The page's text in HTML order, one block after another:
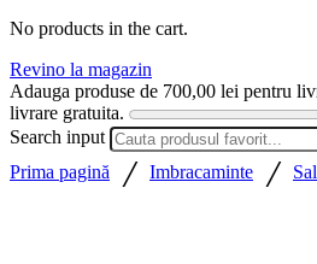
No products in the cart.
Revino la magazin
Adauga produse de 700,00 lei pentru
livrare gratuita.
Search input
Prima pagină / Imbracaminte /